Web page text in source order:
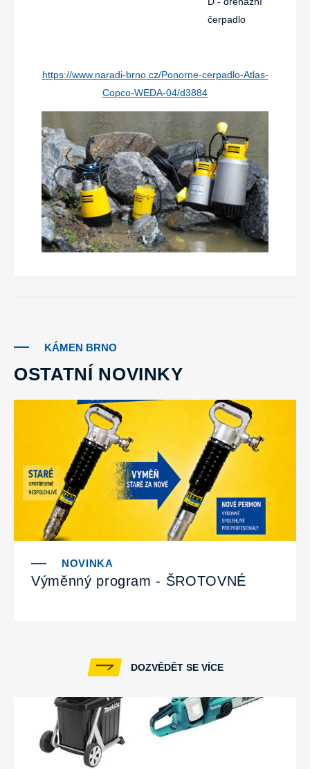
čerpadlo
https://www.naradi-brno.cz/Ponorne-cerpadlo-Atlas-
Copco-WEDA-04/d3884
KÁMEN BRNO
OSTATNÍ NOVINKY
Výměnný program - ŠROTOVNÉ
DOZVĚDĚT SE VÍCE